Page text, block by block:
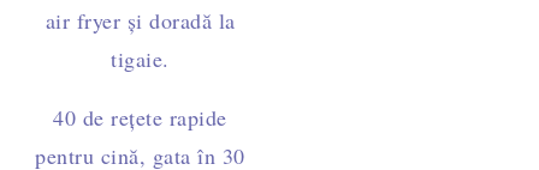
40 de rețete rapide
pentru cină, gata în 30